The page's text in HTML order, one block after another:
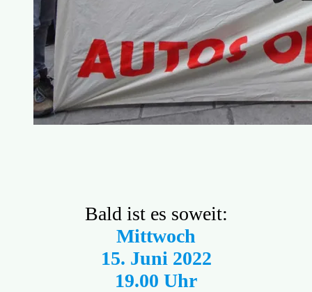
Bald ist es soweit:
Mittwoch
15. Juni 2022
19.00 Uhr